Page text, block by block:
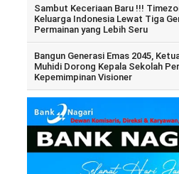
Sambut Keceriaan Baru !!!
Keluarga Indonesia Lewat Tiga
Permainan yang Lebih Seru
Bangun Generasi Emas 2045,
Muhidi Dorong Kepala Sekolah
Kepemimpinan Visioner